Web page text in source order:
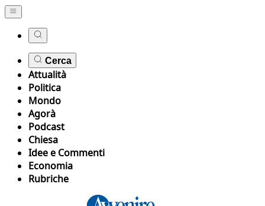
Cerca
Attualità
Politica
Mondo
Agorà
Podcast
Chiesa
Idee e Commenti
Economia
Rubriche